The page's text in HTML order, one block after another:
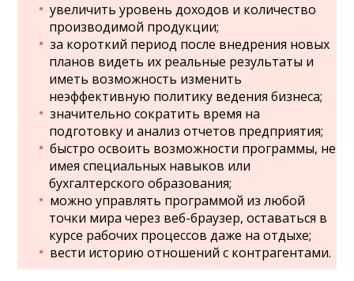
увеличить уровень доходов и количество
производимой продукции;
за короткий период после внедрения новых
планов видеть их реальные результаты и
иметь возможность изменить
неэффективную политику ведения бизнеса;
значительно сократить время на
подготовку и анализ отчетов предприятия;
быстро освоить возможности программы, не
имея специальных навыков или
бухгалтерского образования;
можно управлять программой из любой
точки мира через веб-браузер, оставаться в
курсе рабочих процессов даже на отдыхе;
вести историю отношений с контрагентами.